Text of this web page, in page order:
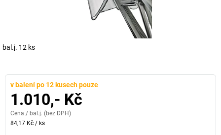
bal.j. 12 ks
v balení po 12 kusech pouze
1.010,- Kč
Cena / bal.j. (bez DPH)
84,17 Kč / ks